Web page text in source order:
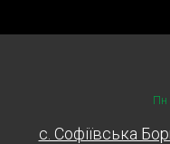
Пн
c. Софіївська